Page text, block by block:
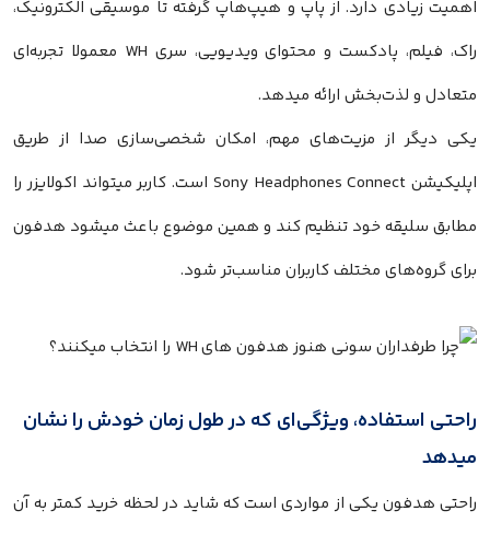
اهمیت زیادی دارد. از پاپ و هیپ‌هاپ گرفته تا موسیقی الکترونیک،
راک، فیلم، پادکست و محتوای ویدیویی، سری WH معمولا تجربه‌ای
متعادل و لذت‌بخش ارائه میدهد.
یکی دیگر از مزیت‌های مهم، امکان شخصی‌سازی صدا از طریق
اپلیکیشن Sony Headphones Connect است. کاربر میتواند اکولایزر را
مطابق سلیقه خود تنظیم کند و همین موضوع باعث میشود هدفون
برای گروه‌های مختلف کاربران مناسب‌تر شود.
راحتی استفاده، ویژگی‌ای که در طول زمان خودش را نشان
میدهد
راحتی هدفون یکی از مواردی است که شاید در لحظه خرید کمتر به آن